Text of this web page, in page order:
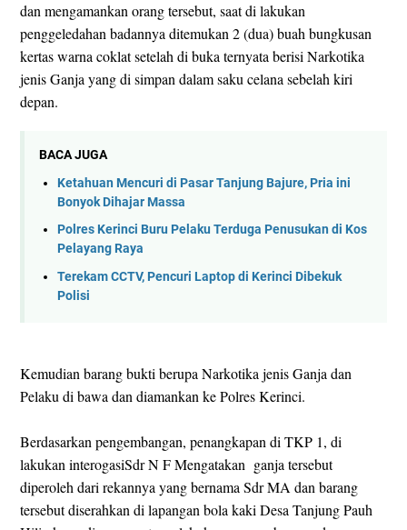
dan mengamankan orang tersebut, saat di lakukan
penggeledahan badannya ditemukan 2 (dua) buah bungkusan
kertas warna coklat setelah di buka ternyata berisi Narkotika
jenis Ganja yang di simpan dalam saku celana sebelah kiri
depan.
BACA JUGA
Ketahuan Mencuri di Pasar Tanjung Bajure, Pria ini
Bonyok Dihajar Massa
Polres Kerinci Buru Pelaku Terduga Penusukan di Kos
Pelayang Raya
Terekam CCTV, Pencuri Laptop di Kerinci Dibekuk
Polisi
Kemudian barang bukti berupa Narkotika jenis Ganja dan
Pelaku di bawa dan diamankan ke Polres Kerinci.
Berdasarkan pengembangan, penangkapan di TKP 1, di
lakukan interogasiSdr N F Mengatakan ganja tersebut
diperoleh dari rekannya yang bernama Sdr MA dan barang
tersebut diserahkan di lapangan bola kaki Desa Tanjung Pauh